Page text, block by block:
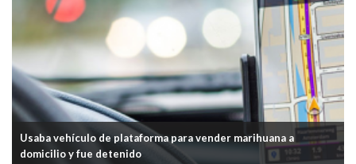
Usaba vehículo de plataforma para vender marihuana a
domicilio y fue detenido